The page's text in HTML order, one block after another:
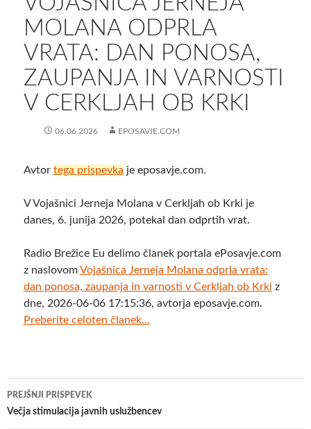
MOLANA ODPRLA
VRATA: DAN PONOSA,
ZAUPANJA IN VARNOSTI
V CERKLJAH OB KRKI
06.06.2026 EPOSAVJE.COM
Avtor tega prispevka je eposavje.com.
V Vojašnici Jerneja Molana v Cerkljah ob Krki je
danes, 6. junija 2026, potekal dan odprtih vrat.
Radio Brežice Eu delimo članek portala ePosavje.com
z naslovomVojašnica Jerneja Molana odprla vrata:
dan ponosa, zaupanja in varnosti v Cerkljah ob Krki z
dne, 2026-06-06 17:15:36, avtorja eposavje.com.
Preberite celoten članek...
Krmarjenje
po
PREJŠNJI PRISPEVEK
Večja stimulacija javnih uslužbencev